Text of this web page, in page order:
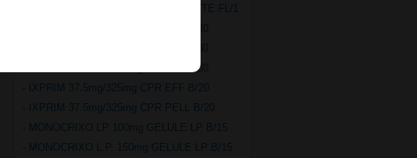
- CONTRAMAL 100mg/ml SOL BUV GTE FL/1
- CONTRAMAL LP 100mg CPR LP B/30
- CONTRAMAL LP 200mg CPR LP B/30
- CONTRAMAL LP 150mg CPR LP B/30
- IXPRIM 37.5mg/325mg CPR EFF B/20
- IXPRIM 37.5mg/325mg CPR PELL B/20
- MONOCRIXO LP 100mg GELULE LP B/15
- MONOCRIXO L.P. 150mg GELULE LP B/15